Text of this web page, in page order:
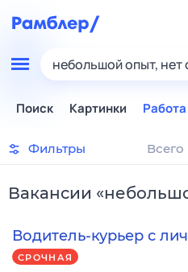
небольшой опыт, нет
Поиск Картинки Работа
Фильтры Всего
Вакансии «
Водитель-курьер с
СРОЧНАЯ